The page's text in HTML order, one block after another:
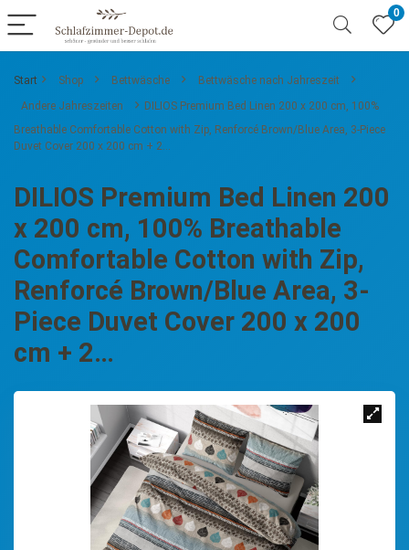
0
Start Shop Bettwäsche
Bettwäsche nach Jahreszeit
Andere Jahreszeiten
DILIOS Premium Bed Linen 200 x 200 cm, 100%
Breathable Comfortable Cotton with Zip, Renforcé Brown/Blue Area, 3-Piece
Duvet Cover 200 x 200 cm + 2…
DILIOS Premium Bed Linen 200
x 200 cm, 100% Breathable
Comfortable Cotton with Zip,
Renforcé Brown/Blue Area, 3-
Piece Duvet Cover 200 x 200
cm + 2…